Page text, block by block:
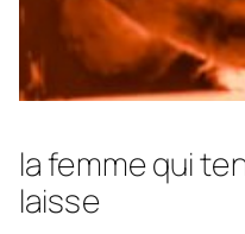
la femme qui
laisse